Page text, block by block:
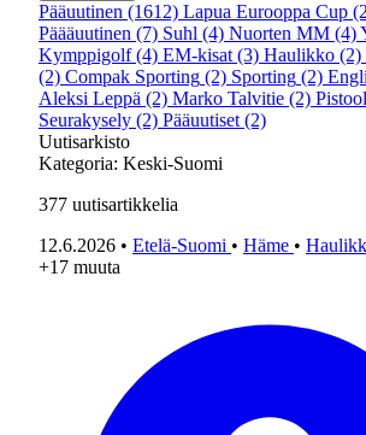
Pääuutinen (1612) Lapua Eurooppa Cup
Päääuutinen (7) Suhl (4) Nuorten MM (4)
Kymppigolf (4) EM-kisat (3) Haulikko (2)
(2) Compak Sporting (2) Sporting (2)
Aleksi Leppä (2) Marko Talvitie (2)
Seurakysely (2) Pääuutiset (2)
Uutisarkisto
Kategoria: Keski-Suomi
377 uutisartikkelia
12.6.2026 • Etelä-Suomi • Häme •
+17 muuta